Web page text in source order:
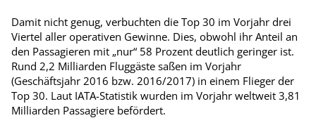
Damit nicht genug, verbuchten die Top 30 im Vorjahr drei
Viertel aller operativen Gewinne. Dies, obwohl ihr Anteil an
den Passagieren mit „nur“ 58 Prozent deutlich geringer ist.
Rund 2,2 Milliarden Fluggäste saßen im Vorjahr
(Geschäftsjahr 2016 bzw. 2016/2017) in einem Flieger der
Top 30. Laut IATA-Statistik wurden im Vorjahr weltweit 3,81
Milliarden Passagiere befördert.